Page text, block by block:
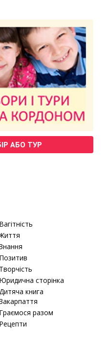
АБО ТУР
Вагітність
Позитив
Творчість
Юридична сторінка
книга
Граємося разом
Рецепти